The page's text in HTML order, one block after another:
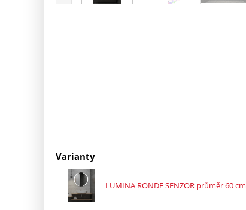
Varianty
LUMINA RONDE SENZOR průměr 60 cm